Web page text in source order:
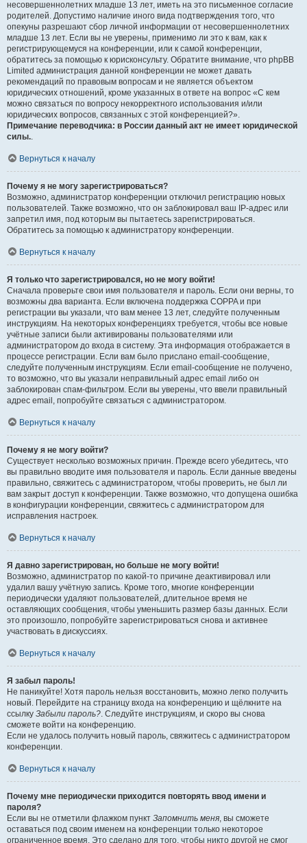
несовершеннолетних младше 13 лет, иметь на это письменное согласие
родителей. Допустимо наличие иного вида подтверждения того, что
опекуны разрешают сбор личной информации от несовершеннолетних
младше 13 лет. Если вы не уверены, применимо ли это к вам, как к
регистрирующемуся на конференции, или к самой конференции,
обратитесь за помощью к юрисконсульту. Обратите внимание, что phpBB
Limited администрация данной конференции не может давать
рекомендаций по правовым вопросам и не является объектом
юридических отношений, кроме указанных в ответе на вопрос «С кем
можно связаться по вопросу некорректного использования и/или
юридических вопросов, связанных с этой конференцией?».
Примечание переводчика: в России данный акт не имеет юридической
силы..
Вернуться к началу
Почему я не могу зарегистрироваться?
Возможно, администратор конференции отключил регистрацию новых
пользователей. Также возможно, что он заблокировал ваш IP-адрес или
запретил имя, под которым вы пытаетесь зарегистрироваться.
Обратитесь за помощью к администратору конференции.
Вернуться к началу
Я только что зарегистрировался, но не могу войти!
Сначала проверьте свои имя пользователя и пароль. Если они верны, то
возможны два варианта. Если включена поддержка COPPA и при
регистрации вы указали, что вам менее 13 лет, следуйте полученным
инструкциям. На некоторых конференциях требуется, чтобы все новые
учётные записи были активированы пользователями или
администратором до входа в систему. Эта информация отображается в
процессе регистрации. Если вам было прислано email-сообщение,
следуйте полученным инструкциям. Если email-сообщение не получено,
то возможно, что вы указали неправильный адрес email либо он
заблокирован спам-фильтром. Если вы уверены, что ввели правильный
адрес email, попробуйте связаться с администратором.
Вернуться к началу
Почему я не могу войти?
Существует несколько возможных причин. Прежде всего убедитесь, что
вы правильно вводите имя пользователя и пароль. Если данные введены
правильно, свяжитесь с администратором, чтобы проверить, не был ли
вам закрыт доступ к конференции. Также возможно, что допущена ошибка
в конфигурации конференции, свяжитесь с администратором для
исправления настроек.
Вернуться к началу
Я давно зарегистрирован, но больше не могу войти!
Возможно, администратор по какой-то причине деактивировал или
удалил вашу учётную запись. Кроме того, многие конференции
периодически удаляют пользователей, длительное время не
оставляющих сообщения, чтобы уменьшить размер базы данных. Если
это произошло, попробуйте зарегистрироваться снова и активнее
участвовать в дискуссиях.
Вернуться к началу
Я забыл пароль!
Не паникуйте! Хотя пароль нельзя восстановить, можно легко получить
новый. Перейдите на страницу входа на конференцию и щёлкните на
ссылку Забыли пароль?. Следуйте инструкциям, и скоро вы снова
сможете войти на конференцию.
Если не удалось получить новый пароль, свяжитесь с администратором
конференции.
Вернуться к началу
Почему мне периодически приходится повторять ввод имени и
пароля?
Если вы не отметили флажком пункт Запомнить меня, вы сможете
оставаться под своим именем на конференции только некоторое
ограниченное время. Это сделано для того, чтобы никто другой не смог